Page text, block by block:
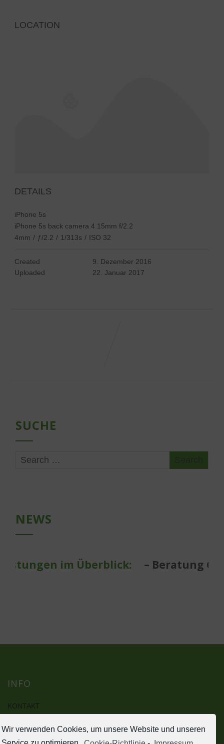
Wir verwenden Cookies, um unsere Website und unseren
LOCATION
DETAILS
iPhone 5s
iPhone 5s back camera 4.15mm f/2.2
4mm / ƒ/2.2 / 1/313s / ISO 32
Created
9. Dezember 2016
Uploaded
22. Januar 2017
SUCHE
NEWS
im Überblick: – Beratung
INFO
KONTAKT
DATENSCHUTZERKLÄRUNG
HAFTUNGSAUSSCHLUSS (DISCLAIMER)